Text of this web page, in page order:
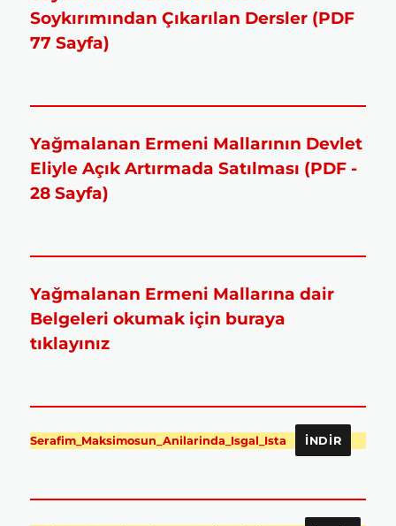
Soykırımından Çıkarılan Dersler (PDF
77 Sayfa)
Yağmalanan Ermeni Mallarının Devlet
Eliyle Açık Artırmada Satılması (PDF -
28 Sayfa)
Yağmalanan Ermeni Mallarına dair
Belgeleri okumak için buraya
tıklayınız
Serafim_Maksimosun_Anilarinda_Isgal_Ista İNDIR